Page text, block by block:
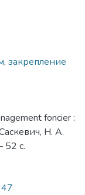
, закрепление
foncier :
Н. А.
52 с.